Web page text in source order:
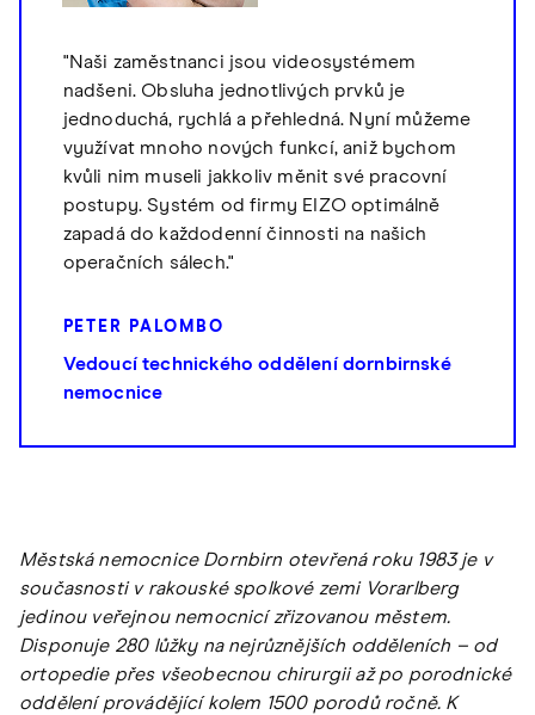
"Naši zaměstnanci jsou videosystémem
nadšeni. Obsluha jednotlivých prvků je
jednoduchá, rychlá a přehledná. Nyní můžeme
využívat mnoho nových funkcí, aniž bychom
kvůli nim museli jakkoliv měnit své pracovní
postupy. Systém od firmy EIZO optimálně
zapadá do každodenní činnosti na našich
operačních sálech."
PETER PALOMBO
Vedoucí technického oddělení dornbirnské
nemocnice
Městská nemocnice Dornbirn otevřená roku 1983 je v
současnosti v rakouské spolkové zemi Vorarlberg
jedinou veřejnou nemocnicí zřizovanou městem.
Disponuje 280 lůžky na nejrůznějších odděleních – od
ortopedie přes všeobecnou chirurgii až po porodnické
oddělení provádějící kolem 1500 porodů ročně. K